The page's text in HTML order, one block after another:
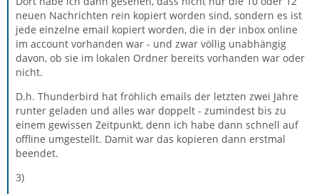
neuen Nachrichten rein kopiert worden sind, sondern es ist
jede einzelne email kopiert worden, die in der inbox online
im account vorhanden war - und zwar völlig unabhängig
davon, ob sie im lokalen Ordner bereits vorhanden war oder
nicht.
D.h. Thunderbird hat fröhlich emails der letzten zwei Jahre
runter geladen und alles war doppelt - zumindest bis zu
einem gewissen Zeitpunkt, denn ich habe dann schnell auf
offline umgestellt. Damit war das kopieren dann erstmal
beendet.
3)